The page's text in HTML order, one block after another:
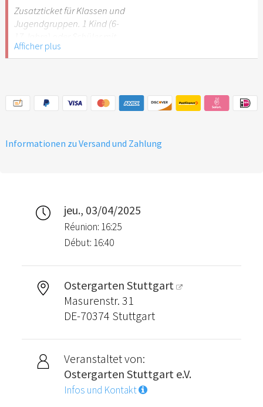
Stuttgart nicht
empfehlenswert.
Zusatzticket für Klassen und
Jugendgruppen. 1 Kind (6-
Schülerausweis.
Stuttgart nicht
empfehlenswert.
Afficher plus
Informationen zu Versand und Zahlung
jeu., 03/04/2025
Réunion: 16:25
Début: 16:40
Ostergarten Stuttgart
Masurenstr. 31
DE-70374 Stuttgart
Veranstaltet von:
Ostergarten Stuttgart e.V.
Infos und Kontakt